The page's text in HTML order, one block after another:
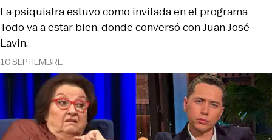
10 SEPTIEMBRE
La psiquiatra estuvo como invitada en el programa
Todo va a estar bien, donde conversó con Juan José
Lavin.